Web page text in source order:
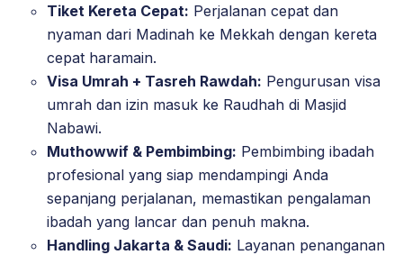
Tiket Kereta Cepat: Perjalanan cepat dan
nyaman dari Madinah ke Mekkah dengan kereta
cepat haramain.
Visa Umrah + Tasreh Rawdah: Pengurusan visa
umrah dan izin masuk ke Raudhah di Masjid
Nabawi.
Muthowwif & Pembimbing: Pembimbing ibadah
profesional yang siap mendampingi Anda
sepanjang perjalanan, memastikan pengalaman
ibadah yang lancar dan penuh makna.
Handling Jakarta & Saudi: Layanan penanganan